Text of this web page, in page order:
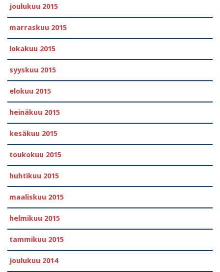
joulukuu 2015
marraskuu 2015
lokakuu 2015
syyskuu 2015
elokuu 2015
heinäkuu 2015
kesäkuu 2015
toukokuu 2015
huhtikuu 2015
maaliskuu 2015
helmikuu 2015
tammikuu 2015
joulukuu 2014